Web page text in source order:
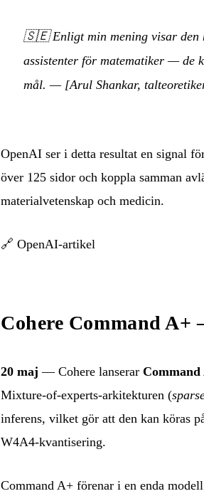
🇸🇪Enligt min mening visar
assistenter för matematiker — de
mål. — [Arul Shankar,
OpenAI ser i detta resultat en signal
över 125 sidor och koppla samman
materialvetenskap och medicin.
🔗 OpenAI-artikel
Cohere Command
20 maj — Cohere lanserar Command
Mixture-of-experts-arkitekturen (
inferens, vilket gör att den kan köras
W4A4-kvantisering.
Command A+ förenar i en enda